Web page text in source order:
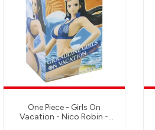
One Piece - Girls On
Vacation - Nico Robin -